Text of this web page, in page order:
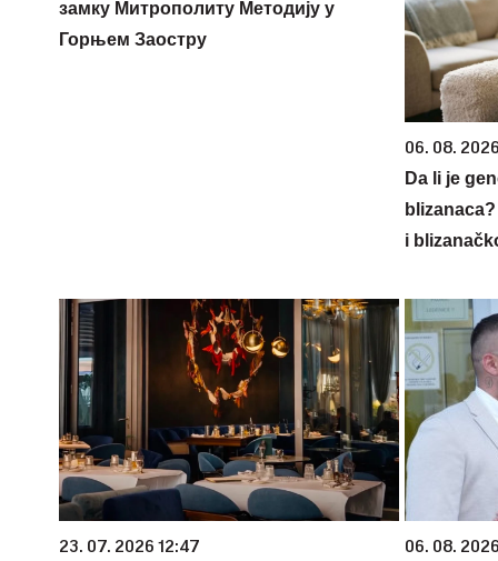
замку Митрополиту Методију у
Горњем Заостру
06. 08.
Da li je
i
23. 07. 2026 12:47 06. 08.